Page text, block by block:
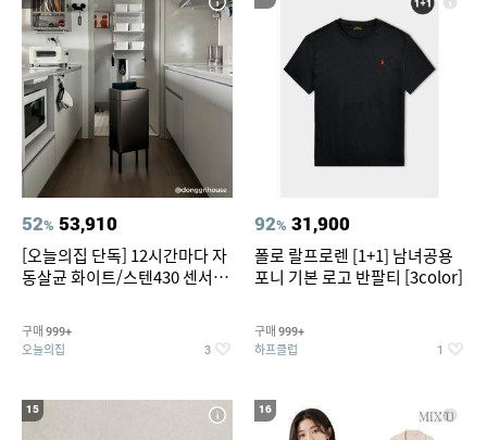
52% 53,910
[오늘의집 단독] 12시간마다 자
동살균 화이트/스텐430 센서휴
구매 999+
오늘의집 3
92% 31,900
폴로 랄프로렌 [1+1] 남녀공용
포니 기본 로고 반팔티 [3color]
구매 999+
하프클럽 1
15 16